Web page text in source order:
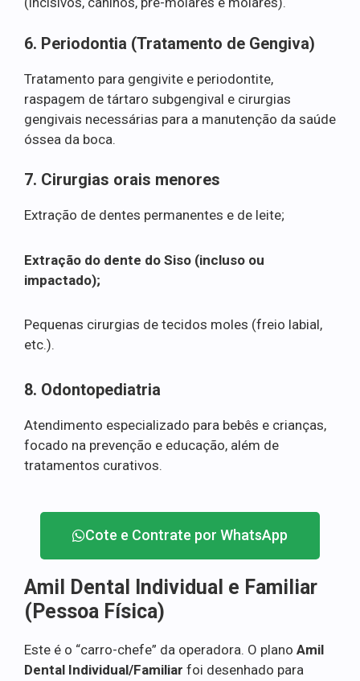
6. Periodontia (Tratamento de Gengiva)
Tratamento para gengivite e periodontite,
raspagem de tártaro subgengival e cirurgias
gengivais necessárias para a manutenção da saúde
óssea da boca.
7. Cirurgias orais menores
Extração de dentes permanentes e de leite;
Extração do dente do Siso (incluso ou
impactado);
Pequenas cirurgias de tecidos moles (freio labial,
etc.).
8. Odontopediatria
Atendimento especializado para bebês e crianças,
focado na prevenção e educação, além de
tratamentos curativos.
Cote e Contrate por WhatsApp
Amil Dental Individual e Familiar
(Pessoa Física)
Este é o “carro-chefe” da operadora. O plano Amil
Dental Individual/Familiar foi desenhado para